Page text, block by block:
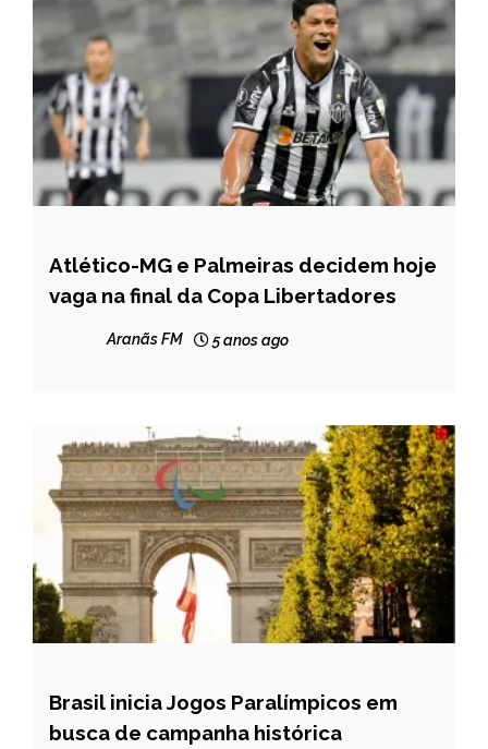
ESPORTES
Atlético-MG e Palmeiras decidem hoje
vaga na final da Copa Libertadores
Aranãs FM 5 anos ago
ESPORTES
INTERNACIONAL
Brasil inicia Jogos Paralímpicos em
busca de campanha histórica